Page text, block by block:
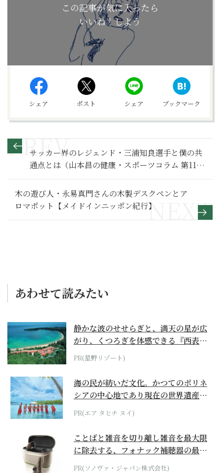
この記事が気に入ったら
いいね！しよう
シェア ポスト シェア ブックマーク
サッカー界のレジェンド・三浦知良選手と僕の共
通点とは（山本昌の健康・スポーツコラム 第11
回）
木の遊び人・永易真門さんの木製デスクペンとア
ロマポット【メイドインニッポン紀行】
あわせて読みたい
静かな波のせせらぎと、満天の星が広
がり、くつろぎを体感できる『西表島
ホテル by...
PR(星野リゾート)
海の民が紡いだ文化。かつてのポリネ
シアの中心地であり現在の世界遺産か
らみえてくる...
PR(エア タヒチ ヌイ)
ことばと雑音を切り離し雑音を最大限
に除去する、フォナック補聴器の最上
位モデル
PR(ソノヴァ・ジャパン株式会社)